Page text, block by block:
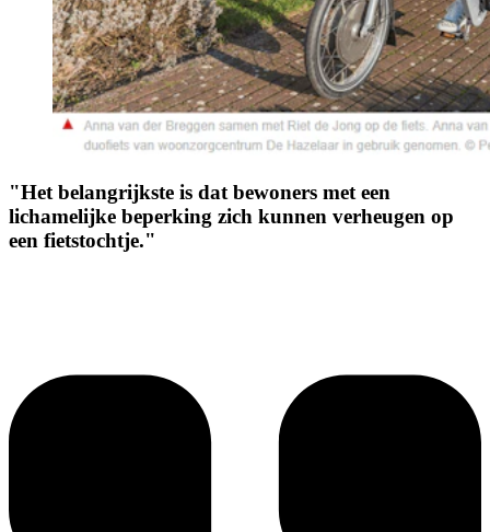
"Het belangrijkste is dat bewoners met een
lichamelijke beperking zich kunnen verheugen op
een fietstochtje."